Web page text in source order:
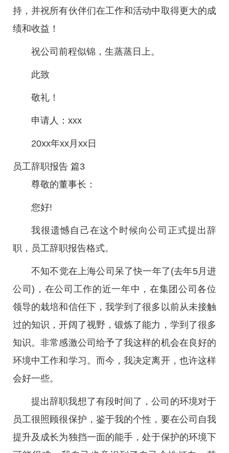
持，并祝所有伙伴们在工作和活动中取得更大的成
绩和收益！
祝公司前程似锦，生蒸蒸日上。
此致
敬礼！
申请人：xxx
20xx年xx月xx日
员工辞职报告 篇3
尊敬的董事长：
您好!
我很遗憾自己在这个时候向公司正式提出辞
职，员工辞职报告格式。
不知不觉在上海公司呆了快一年了(去年5月进
公司)，在公司工作的近一年中，在集团公司各位
领导的栽培和信任下，我学到了很多以前从未接触
过的知识，开阔了视野，锻炼了能力，学到了很多
知识。非常感激公司给予了我这样的机会在良好的
环境中工作和学习。而今，我决定离开，也许这样
会好一些。
提出辞职我想了有段时间了，公司的环境对于
员工很照顾很保护，鉴于我的个性，要在公司自我
提升及成长为独挡一面的能手，处于保护的环境下